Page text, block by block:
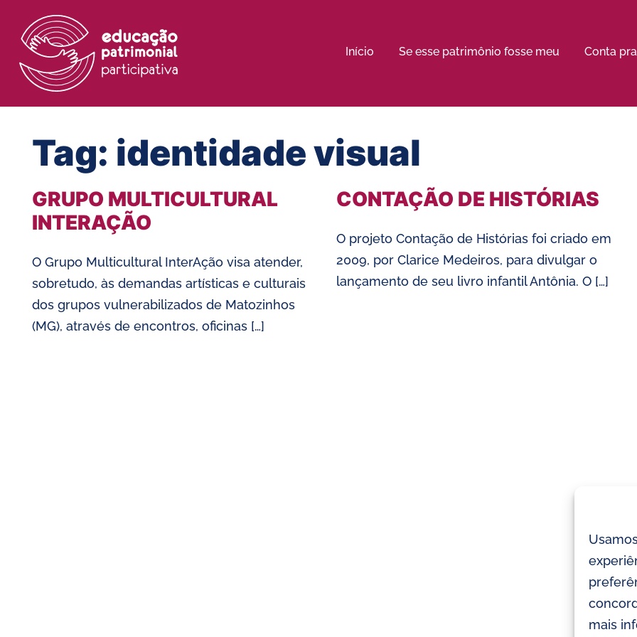
mais
Início Se esse patrimônio fosse meu Conta
Tag: identidade visual
GRUPO MULTICULTURAL
INTERAÇÃO
O Grupo Multicultural InterAção visa atender,
sobretudo, às demandas artísticas e culturais
dos grupos vulnerabilizados de Matozinhos
(MG), através de encontros, oficinas […]
CONTAÇÃO DE HISTÓRIAS
O projeto Contação de Histórias foi criado em
2009, por Clarice Medeiros, para divulgar o
lançamento de seu livro infantil Antônia. O […]